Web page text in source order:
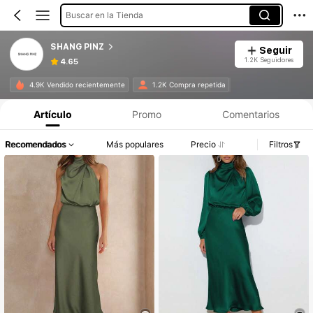
Buscar en la Tienda
SHANG PINZ
4.65
Seguir
1.2K Seguidores
4.9K Vendido recientemente 1.2K Compra repetida
Artículo Promo Comentarios
Recomendados Más populares Precio Filtros